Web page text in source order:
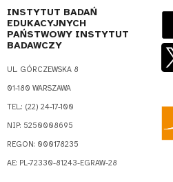
INSTYTUT BADAŃ
EDUKACYJNYCH
PAŃSTWOWY INSTYTUT
BADAWCZY
UL. GÓRCZEWSKA 8
01-180 WARSZAWA
TEL.: (22) 24-17-100
NIP: 5250008695
REGON: 000178235
AE: PL-72330-81243-EGRAW-28